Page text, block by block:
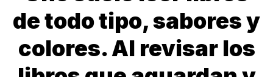
de todo tipo, sabores y
colores. Al revisar los